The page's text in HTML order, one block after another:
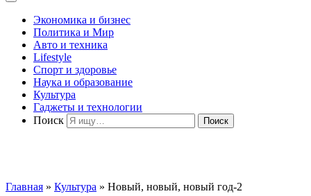
Экономика и бизнес
Политика и Мир
Авто и техника
Lifestyle
Спорт и здоровье
Наука и образование
Культура
Гаджеты и технологии
Поиск
Главная » Культура » Новый, новый, новый год-2